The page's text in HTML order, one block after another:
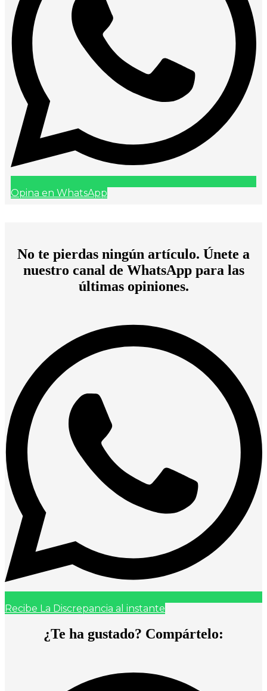
Opina en WhatsApp
No te pierdas ningún artículo. Únete a
nuestro canal de WhatsApp para las
últimas opiniones.
Recibe La Discrepancia al instante
¿Te ha gustado? Compártelo: